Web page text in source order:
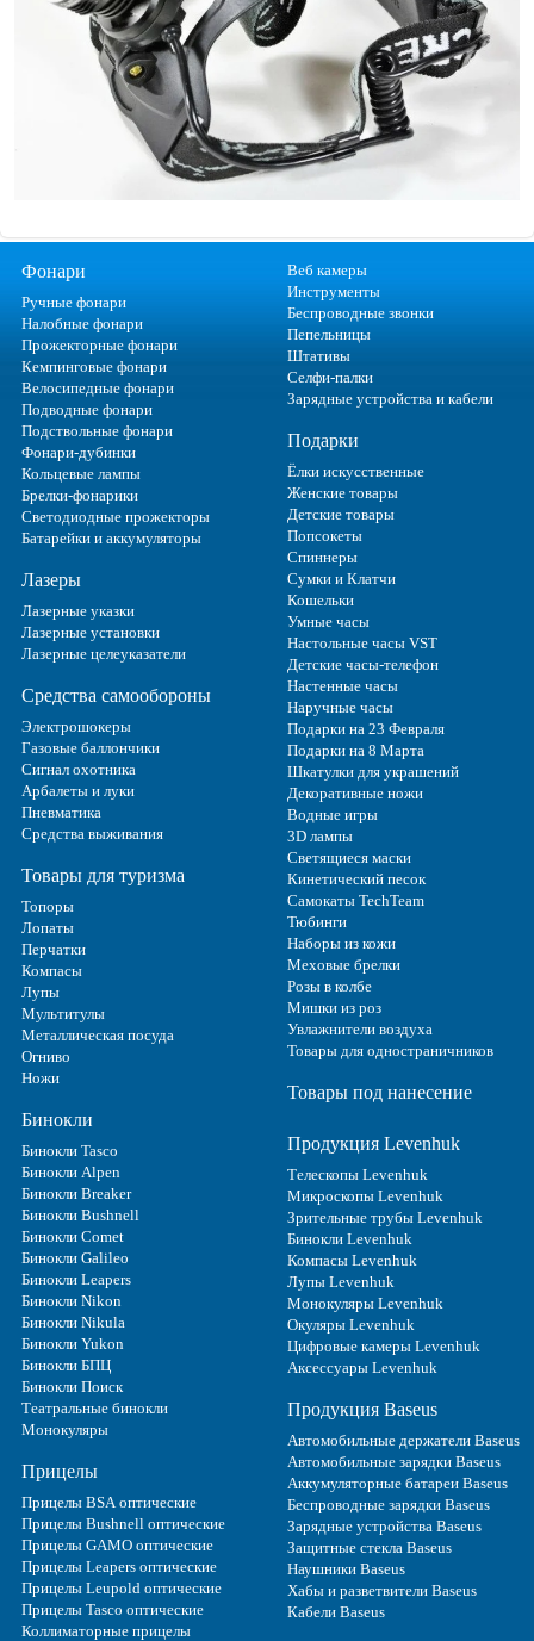
Фонари
Ручные фонари
Налобные фонари
Прожекторные фонари
Кемпинговые фонари
Велосипедные фонари
Подводные фонари
Подствольные фонари
Фонари-дубинки
Кольцевые лампы
Брелки-фонарики
Светодиодные прожекторы
Батарейки и аккумуляторы
Лазеры
Лазерные указки
Лазерные установки
Лазерные целеуказатели
Средства самообороны
Электрошокеры
Газовые баллончики
Сигнал охотника
Арбалеты и луки
Пневматика
Средства выживания
Товары для туризма
Топоры
Лопаты
Перчатки
Компасы
Лупы
Мультитулы
Металлическая посуда
Огниво
Ножи
Бинокли
Бинокли Tasco
Бинокли Alpen
Бинокли Breaker
Бинокли Bushnell
Бинокли Comet
Бинокли Galileo
Бинокли Leapers
Бинокли Nikon
Бинокли Nikula
Бинокли Yukon
Бинокли БПЦ
Бинокли Поиск
Театральные бинокли
Монокуляры
Прицелы
Прицелы BSA оптические
Прицелы Bushnell оптические
Прицелы GAMO оптические
Прицелы Leapers оптические
Прицелы Leupold оптические
Прицелы Tasco оптические
Коллиматорные прицелы
Веб камеры
Инструменты
Беспроводные звонки
Пепельницы
Штативы
Селфи-палки
Зарядные устройства и кабели
Подарки
Ёлки искусственные
Женские товары
Детские товары
Попсокеты
Спиннеры
Сумки и Клатчи
Кошельки
Умные часы
Настольные часы VST
Детские часы-телефон
Настенные часы
Наручные часы
Подарки на 23 Февраля
Подарки на 8 Марта
Шкатулки для украшений
Декоративные ножи
Водные игры
3D лампы
Светящиеся маски
Кинетический песок
Самокаты TechTeam
Тюбинги
Наборы из кожи
Меховые брелки
Розы в колбе
Мишки из роз
Увлажнители воздуха
Товары для одностраничников
Товары под нанесение
Продукция Levenhuk
Телескопы Levenhuk
Микроскопы Levenhuk
Зрительные трубы Levenhuk
Бинокли Levenhuk
Компасы Levenhuk
Лупы Levenhuk
Монокуляры Levenhuk
Окуляры Levenhuk
Цифровые камеры Levenhuk
Аксессуары Levenhuk
Продукция Baseus
Автомобильные держатели Baseus
Автомобильные зарядки Baseus
Аккумуляторные батареи Baseus
Беспроводные зарядки Baseus
Зарядные устройства Baseus
Защитные стекла Baseus
Наушники Baseus
Хабы и разветвители Baseus
Кабели Baseus